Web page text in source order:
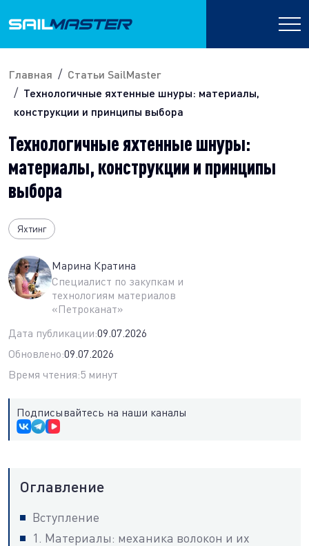
Главная
Статьи SailMaster
Технологичные яхтенные шнуры: материалы,
конструкции и принципы выбора
Технологичные яхтенные шнуры:
материалы, конструкции и принципы
выбора
Яхтинг
Марина Кратина
Специалист по закупкам и
технологиям материалов
«Петроканат»
Дата публикации:09.07.2026
Обновлено:09.07.2026
Время чтения:5 минут
Подписывайтесь на наши каналы
Оглавление
Вступление
1. Материалы: механика волокон и их